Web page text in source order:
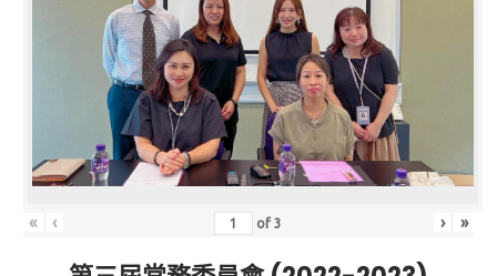
« ‹ of3 › »